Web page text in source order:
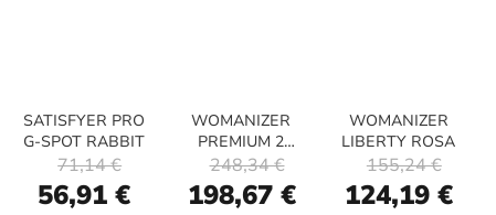
SATISFYER PRO
G-SPOT RABBIT
Special
Price
56,91 €
71,14 €
WOMANIZER
PREMIUM 2
NEGRO
Special
Price
198,67 €
248,34 €
WOMANIZER
LIBERTY ROSA
Special
Price
124,19 €
155,24 €